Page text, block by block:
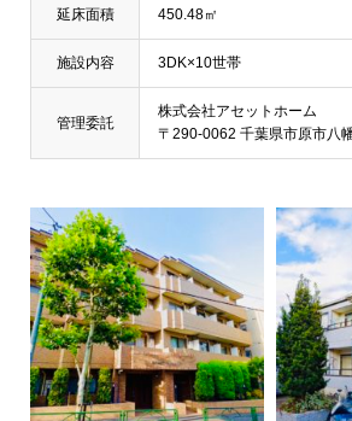
延床面積 450.48㎡
施設内容 3DK×10世帯
管理委託
株式会社アセットホーム
〒290-0062 千葉県市原市八